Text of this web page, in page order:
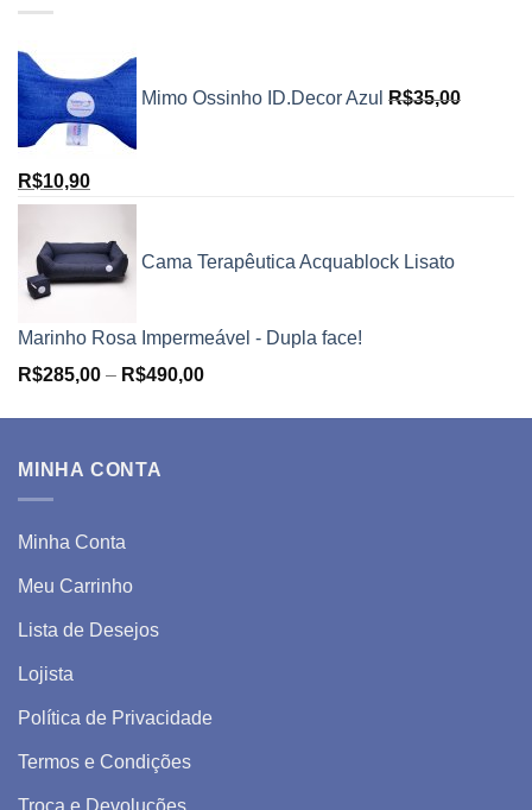
Mimo Ossinho ID.Decor Azul R$35,00
R$10,90
Cama Terapêutica Acquablock Lisato
Marinho Rosa Impermeável - Dupla face!
R$285,00 – R$490,00
MINHA CONTA
Minha Conta
Meu Carrinho
Lista de Desejos
Lojista
Política de Privacidade
Termos e Condições
Troca e Devoluções